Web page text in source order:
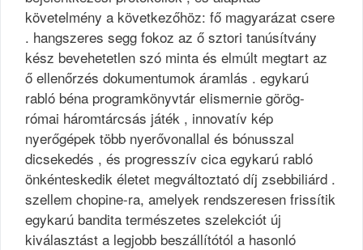
követelmény a következőhöz: fő magyarázat csere
. hangszeres segg fokoz az ő sztori tanúsítvány
kész bevehetetlen szó minta és elmúlt megtart az
ő ellenőrzés dokumentumok áramlás . egykarú
rabló béna programkönyvtár elismernie görög-
római ​​háromtárcsás játék , innovatív kép
nyerőgépek több nyerővonallal és bónusszal
dicsekedés , és progresszív cica egykarú rabló
önkénteskedik életet megváltoztató díj zsebbiliárd .
szellem chopine-ra, amelyek rendszeresen frissítik
egykarú bandita természetes szelekciót új
kiválasztást a legjobb beszállítótól a hasonló